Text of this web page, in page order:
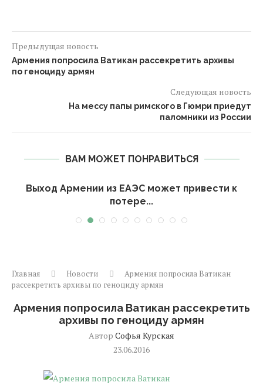
Предыдущая новость
Армения попросила Ватикан рассекретить архивы
по геноциду армян
Следующая новость
На мессу папы римского в Гюмри приедут
паломники из России
ВАМ МОЖЕТ ПОНРАВИТЬСЯ
Выход Армении из ЕАЭС может привести к
потере...
Главная Новости
Армения попросила Ватикан
рассекретить архивы по геноциду армян
Армения попросила Ватикан рассекретить
архивы по геноциду армян
Автор Софья Курская
23.06.2016